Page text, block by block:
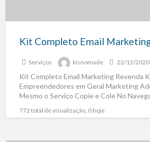
Serviços kisnomade 22/12/2020
Kit Completo Email Marketing Revenda
Empreendedores em Geral Marketing
Mesmo o Serviço Copie e Cole No
772 total de visualização, 0 hoje